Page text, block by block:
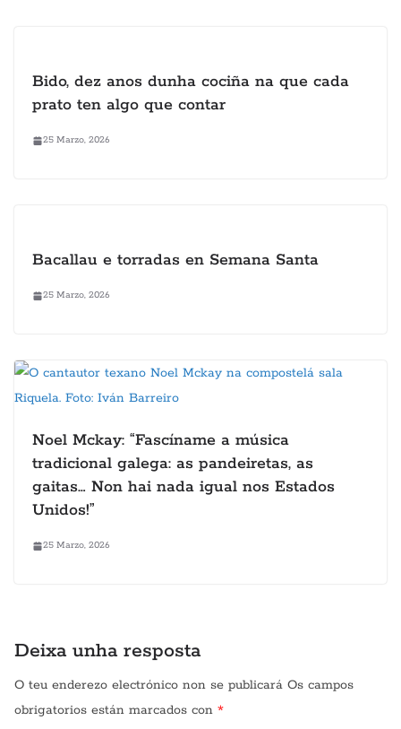
Bido, dez anos dunha cociña na que cada
prato ten algo que contar
25 Marzo, 2026
Bacallau e torradas en Semana Santa
25 Marzo, 2026
Noel Mckay: “Fascíname a música
tradicional galega: as pandeiretas, as
gaitas… Non hai nada igual nos Estados
Unidos!”
25 Marzo, 2026
Deixa unha resposta
O teu enderezo electrónico non se publicará Os campos
obrigatorios están marcados con *